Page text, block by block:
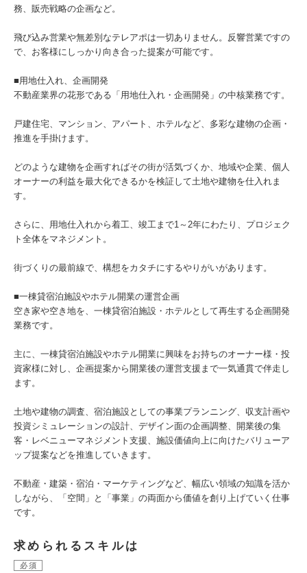
務、販売戦略の企画など。
飛び込み営業や無差別なテレアポは一切ありません。反響営業ですの
で、お客様にしっかり向き合った提案が可能です。
■用地仕入れ、企画開発
不動産業界の花形である「用地仕入れ・企画開発」の中核業務です。
戸建住宅、マンション、アパート、ホテルなど、多彩な建物の企画・
推進を手掛けます。
どのような建物を企画すればその街が活気づくか、地域や企業、個人
オーナーの利益を最大化できるかを検証して土地や建物を仕入れま
す。
さらに、用地仕入れから着工、竣工まで1～2年にわたり、プロジェク
ト全体をマネジメント。
街づくりの最前線で、構想をカタチにするやりがいがあります。
■一棟貸宿泊施設やホテル開業の運営企画
空き家や空き地を、一棟貸宿泊施設・ホテルとして再生する企画開発
業務です。
主に、一棟貸宿泊施設やホテル開業に興味をお持ちのオーナー様・投
資家様に対し、企画提案から開業後の運営支援まで一気通貫で伴走し
ます。
土地や建物の調査、宿泊施設としての事業プランニング、収支計画や
投資シミュレーションの設計、デザイン面の企画調整、開業後の集
客・レベニューマネジメント支援、施設価値向上に向けたバリューア
ップ提案などを推進していきます。
不動産・建築・宿泊・マーケティングなど、幅広い領域の知識を活か
しながら、「空間」と「事業」の両面から価値を創り上げていく仕事
です。
求められるスキルは
必須